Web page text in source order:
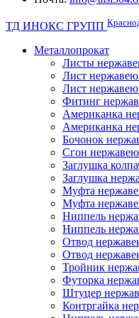
ТД ИНОКС ГРУПП
Металлопрокат
Листы
Лист
Лист
Фитинг
Американка
Американка
Бочонок
Сгон
Заглушка
Заглушка
Муфта
Муфта
Ниппель
Ниппель
Отвод
Отвод
Тройник
Футорка
Штуцер
Контргайка